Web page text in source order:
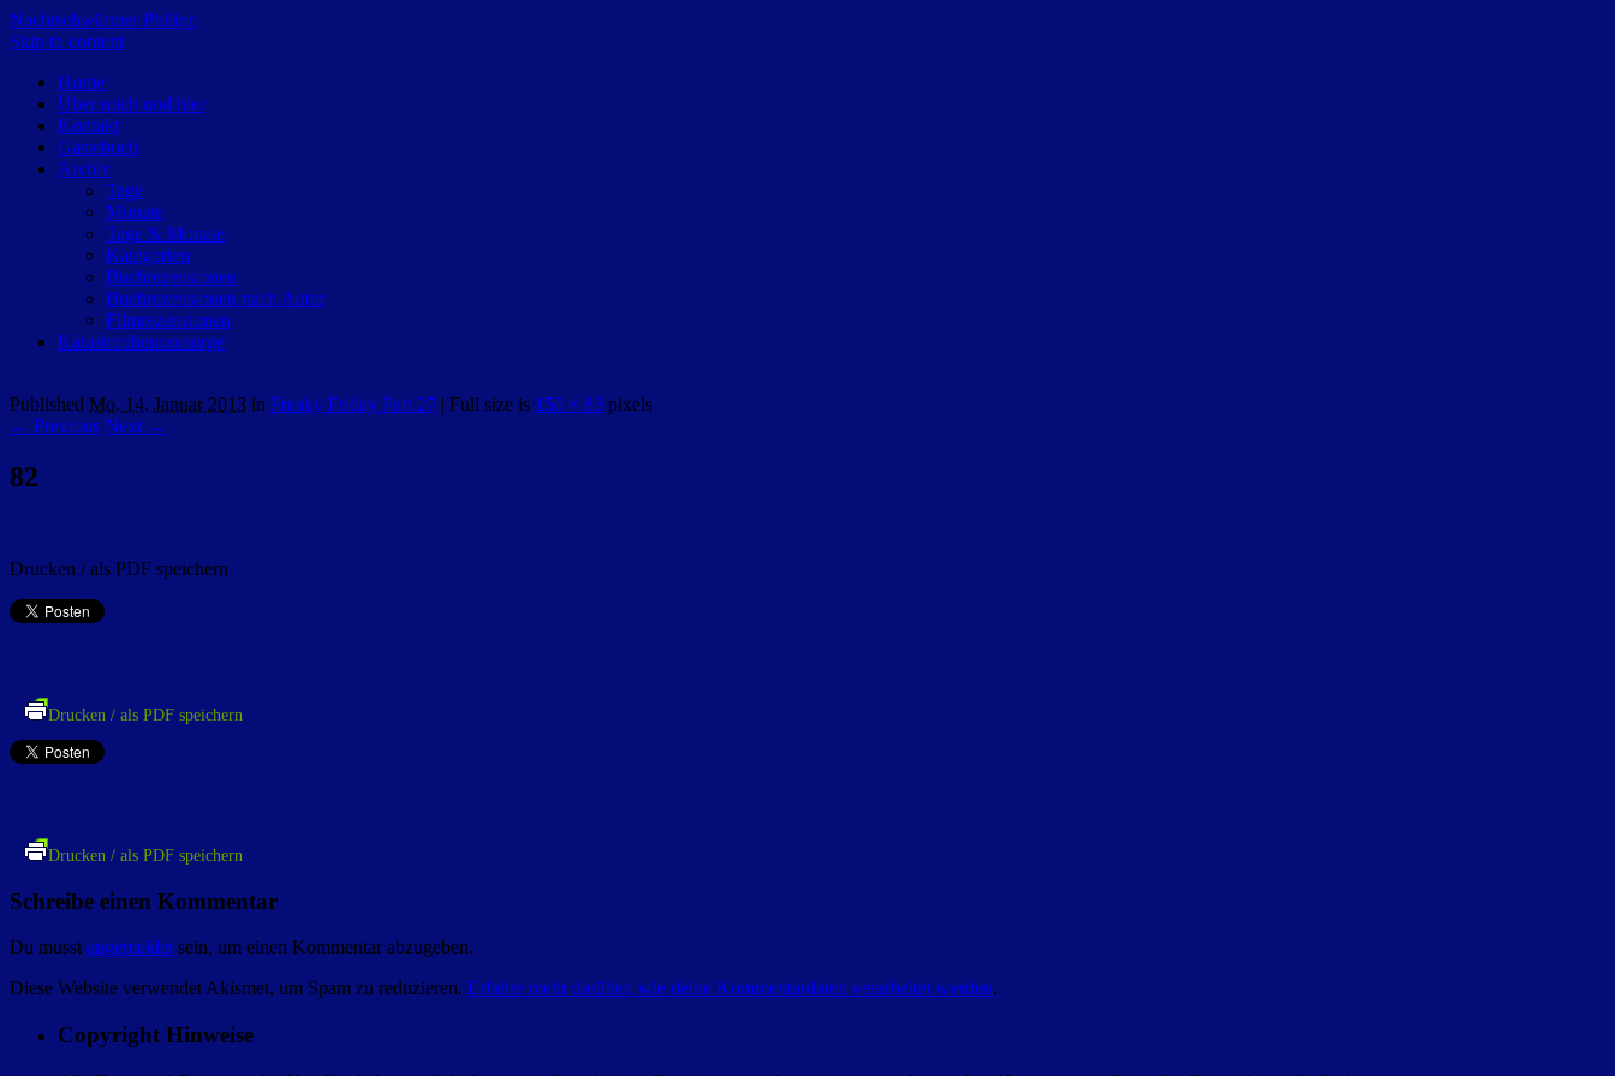
Nachtschwärmer Philipp
Skip to content
Home
Über mich und hier
Kontakt
Gästebuch
Archiv
Tage
Monate
Tage & Monate
Kategorien
Buchrezensionen
Buchrezensionen nach Autor
Filmrezensionen
Katastrophenvorsorge
Published Mo. 14. Januar 2013 in Freaky Friday Part 27 | Full size is 150 × 83 pixels
← Previous Next →
82
Drucken / als PDF speichern
Drucken / als PDF speichern
Drucken / als PDF speichern
Schreibe einen Kommentar
Du musst angemeldet sein, um einen Kommentar abzugeben.
Diese Website verwendet Akismet, um Spam zu reduzieren. Erfahre mehr darüber, wie deine Kommentardaten verarbeitet werden.
Copyright Hinweise